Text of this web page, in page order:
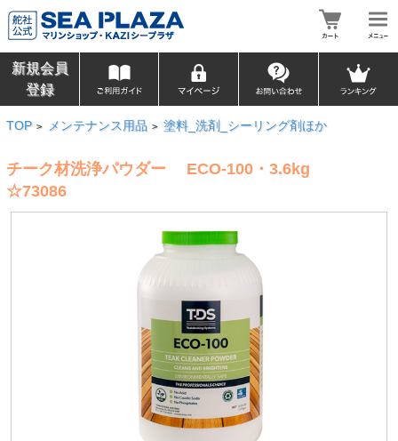
新規会員
登録
TOP > メンテナンス用品 > 塗料_洗剤_シーリング剤ほか
チーク材洗浄パウダー ECO-100・3.6kg
☆73086